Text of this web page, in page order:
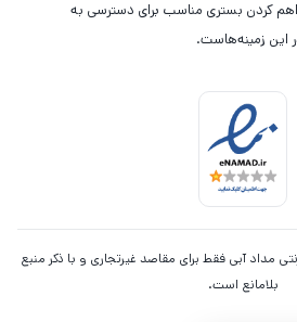
کردن بستری مناسب برای دسترسی به
این زمینه‌هاست.
مداد آبی فقط برای مقاصد غیرتجاری و با ذکر منبع
بلامانع است.